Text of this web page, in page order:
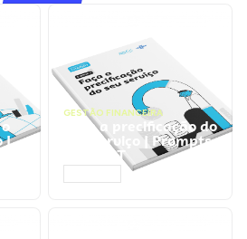
|
GESTÃO FINANCEIRA
Faça a precificação do
seu serviço | Prompts
ChatGPT